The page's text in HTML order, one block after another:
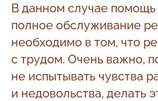
В данном случае помощь
полное обслуживание
необходимо в том, что
с трудом. Очень важно,
не испытывать чувства
и недовольства, делать